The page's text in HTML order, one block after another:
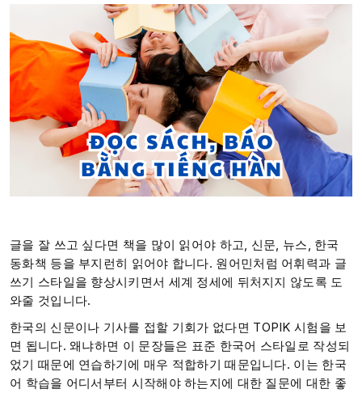
글을 잘 쓰고 싶다면 책을 많이 읽어야 하고, 신문, 뉴스, 한국
동화책 등을 부지런히 읽어야 합니다. 원어민처럼 어휘력과 글
쓰기 스타일을 향상시키면서 세계 정세에 뒤처지지 않도록 도
와줄 것입니다.
한국의 신문이나 기사를 접할 기회가 없다면 TOPIK 시험을 보
면 됩니다. 왜냐하면 이 문장들은 표준 한국어 스타일로 작성되
었기 때문에 연습하기에 매우 적합하기 때문입니다. 이는 한국
어 학습을 어디서부터 시작해야 하는지에 대한 질문에 대한 좋